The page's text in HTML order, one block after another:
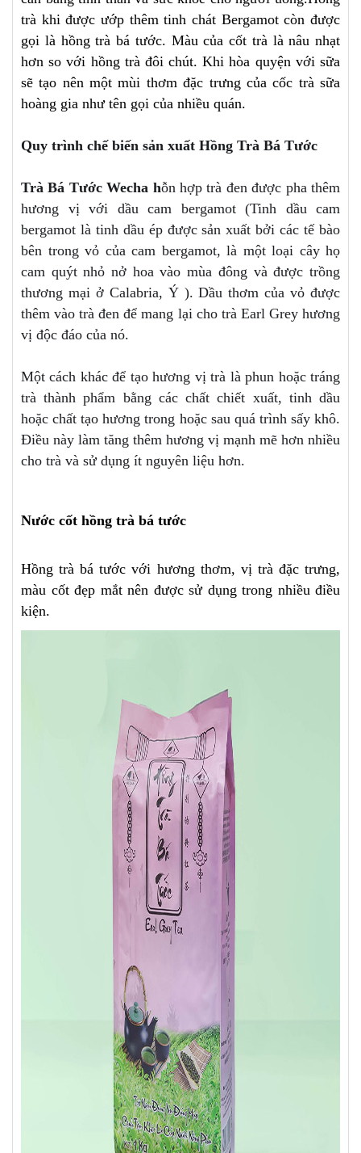
trà khi được ướp thêm tinh chát Bergamot còn được
gọi là hồng trà bá tước. Màu của cốt trà là nâu nhạt
hơn so với hồng trà đôi chút. Khi hòa quyện với sữa
sẽ tạo nên một mùi thơm đặc trưng của cốc trà sữa
hoàng gia như tên gọi của nhiều quán.
Quy trình chế biến sản xuất Hồng Trà Bá Tước
Trà Bá Tước Wecha hỗn hợp trà đen được pha thêm
hương vị với dầu cam bergamot (Tinh dầu cam
bergamot là tinh dầu ép được sản xuất bởi các tế bào
bên trong vỏ của cam bergamot, là một loại cây họ
cam quýt nhỏ nở hoa vào mùa đông và được trồng
thương mại ở Calabria, Ý ). Dầu thơm của vỏ được
thêm vào trà đen để mang lại cho trà Earl Grey hương
vị độc đáo của nó.
Một cách khác để tạo hương vị trà là phun hoặc tráng
trà thành phẩm bằng các chất chiết xuất, tinh dầu
hoặc chất tạo hương trong hoặc sau quá trình sấy khô.
Điều này làm tăng thêm hương vị mạnh mẽ hơn nhiều
cho trà và sử dụng ít nguyên liệu hơn.
Nước cốt hồng trà bá tước
Hồng trà bá tước với hương thơm, vị trà đặc trưng,
màu cốt đẹp mắt nên được sử dụng trong nhiều điều
kiện.